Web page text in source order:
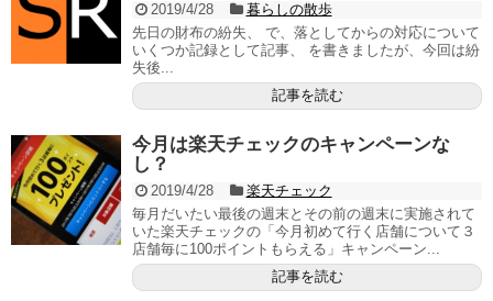
2019/4/28
暮らしの散歩
先日の財布の紛失、 で、落としてからの対応について
いくつか記録として記事、 を書きましたが、今回は紛
失後...
記事を読む
今月は楽天チェックのキャンペーンな
し？
2019/4/28
楽天チェック
毎月だいたい最後の週末とその前の週末に実施されて
いた楽天チェックの「今月初めて行く店舗について３
店舗毎に100ポイントもらえる」キャンペーン...
記事を読む